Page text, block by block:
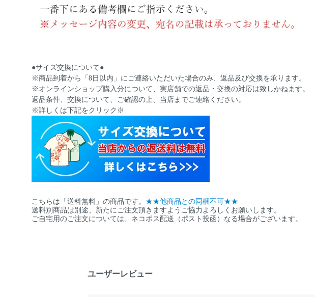
●サイズ交換について●
※商品到着から「8日以内」にご連絡いただいた場合のみ、返品及び交換を承ります。
※オンラインショップ購入分について、実店舗での返品・交換の対応は致しかねます。
返品条件、交換について、ご確認の上、当店までご連絡ください。
※詳しくは下記をクリック※
こちらは「送料無料」の商品です。 ★★他商品との同梱不可★★
送料別商品は別途、新たにご注文頂きますようご協力よろしくお願いします。
ご自宅用のご注文については、ネコポス配送（ポスト投函）なる場合がございます。
ユーザーレビュー